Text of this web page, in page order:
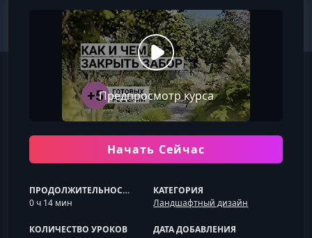
Предпросмотр курса
Начать Сейчас
ПРОДОЛЖИТЕЛЬНОСТЬ
0 ч 14 мин
КАТЕГОРИЯ
Ландшафтный дизайн
КОЛИЧЕСТВО УРОКОВ
ДАТА ДОБАВЛЕНИЯ